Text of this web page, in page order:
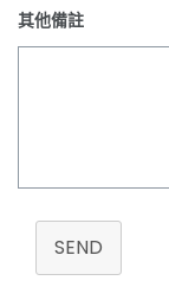
其他備註
SEND